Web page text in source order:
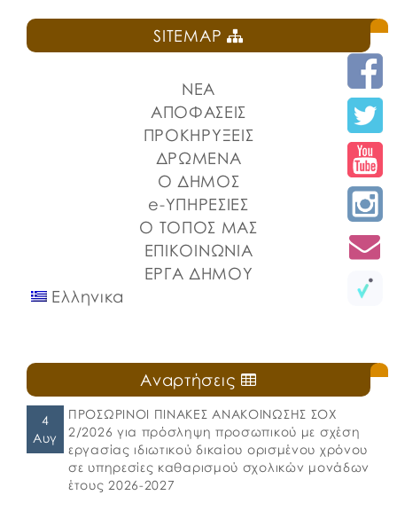
SITEMAP
ΝΕΑ
ΑΠΟΦΑΣΕΙΣ
ΠΡΟΚΗΡΥΞΕΙΣ
ΔΡΩΜΕΝΑ
Ο ΔΗΜΟΣ
e-ΥΠΗΡΕΣΙΕΣ
Ο ΤΟΠΟΣ ΜΑΣ
ΕΠΙΚΟΙΝΩΝΙΑ
ΕΡΓΑ ΔΗΜΟΥ
Ελληνικα
Αναρτήσεις
4
Αυγ
ΠΡΟΣΩΡΙΝΟΙ ΠΙΝΑΚΕΣ ΑΝΑΚΟΙΝΩΣΗΣ ΣΟΧ
2/2026 για πρόσληψη προσωπικού με σχέση
εργασίας ιδιωτικού δικαίου ορισμένου χρόνου
σε υπηρεσίες καθαρισμού σχολικών μονάδων
έτους 2026-2027